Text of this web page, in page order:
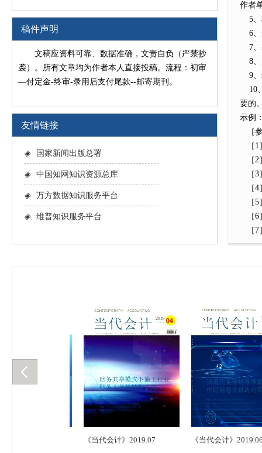
作者
5、
6、
7、
8、
9、
10
要的
示例
［
［1
［2
［3
［4
［5
［6
［7
稿件声明
文稿应资料可靠、数据准确，文责自负（严禁抄
袭）。所有文章均为作者本人直接投稿。流程：初审
—付定金-终审-录用后支付尾款--邮寄期刊。
友情链接
◈ 国家新闻出版总署
◈ 中国知网知识资源总库
◈ 万方数据知识服务平台
◈ 维普知识服务平台
《当代会计》2019.07 《当代会计》2019.06